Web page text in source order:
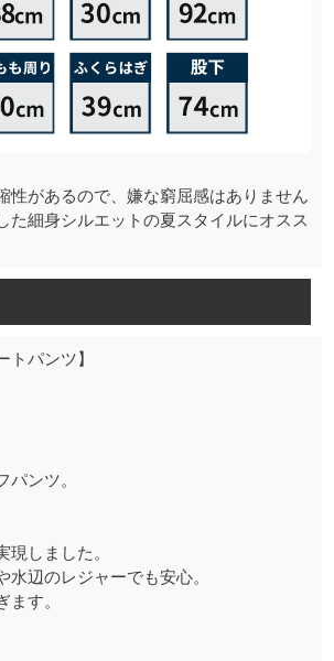
があるので、嫌な窮屈感はありません
細身シルエットの夏スタイルにオスス
トパンツ】
ンツ。
しました。
辺のレジャーでも安心。
す。